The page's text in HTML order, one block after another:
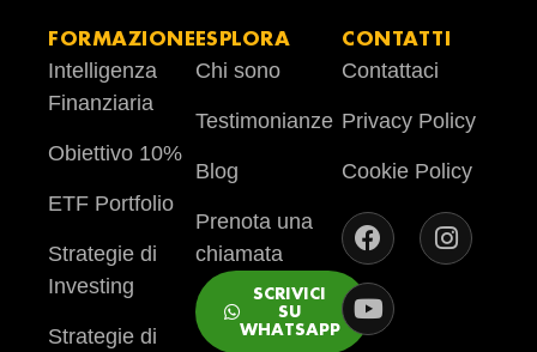
FORMAZIONE
Intelligenza
Finanziaria
Obiettivo 10%
ETF Portfolio
Strategie di
Investing
Strategie di
ESPLORA
Chi sono
Testimonianze
Blog
Prenota una
chiamata
SCRIVICI
SU
WHATSAPP
CONTATTI
Contattaci
Privacy Policy
Cookie Policy